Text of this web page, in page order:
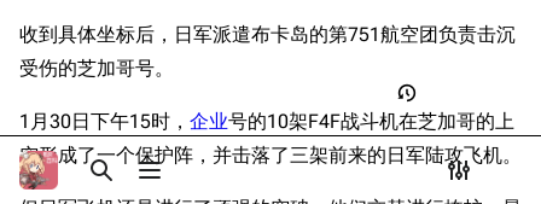
打开/关闭搜索
打开/关闭菜单
德国联邦数字档案
打开/关
创建账号
引用此页
收到具体坐标后，日军派遣布卡岛的第751航空团负责击沉
受伤的芝加哥号。
1月30日下午15时， 企业号的10架F4F战斗机在芝加哥的上
空形成了一个保护阵，并击落了三架前来的日军陆攻飞机。
目录
相关链接